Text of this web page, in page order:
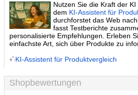
Nutzen Sie die Kraft der
dem KI-Assistent für
durchforstet das Web
fasst Testberichte
personalisierte Empfehlungen. Erleben
einfachste Art, sich über Produkte zu
KI-Assistent für Produktvergleich
Shopbewertungen